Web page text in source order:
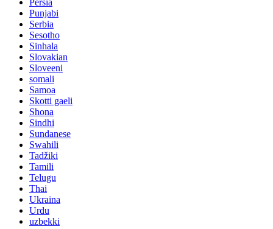
Punjabi
Serbia
Sesotho
Sinhala
Slovakian
Sloveeni
somali
Samoa
Skotti gaeli
Shona
Sindhi
Sundanese
Swahili
Tadžiki
Tamili
Telugu
Thai
Ukraina
Urdu
uzbekki